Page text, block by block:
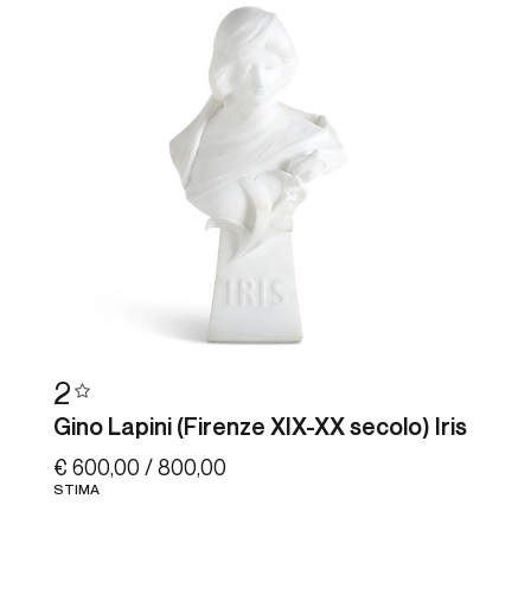
2
Gino Lapini (Firenze XIX-XX secolo) Iris
€ 600,00 / 800,00
STIMA